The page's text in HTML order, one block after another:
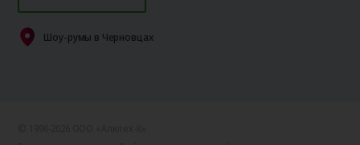
Шоу-румы в Черновцах